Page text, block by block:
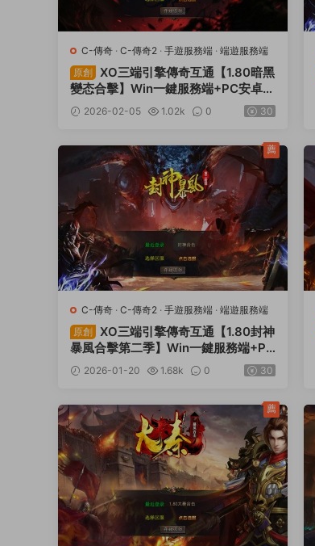
C-傳奇 · C-傳奇2 · 手遊服務端 · 端遊服務端
原創
XO三端引擎傳奇互通【1.80暗黑
變态合擊】Win一鍵服務端+PC安卓蘋
果三端+加密工具+視頻架設教程
2026-02-05 1.02k 0 30
C-傳奇 · C-傳奇2 · 手遊服務端 · 端遊服務端
原創
XO三端引擎傳奇互通【1.80封神
暴風合擊第二季】Win一鍵服務端+PC
安卓蘋果三端+加密工具+視頻架設教
程
2026-01-20 1.68k 0 30
薦
薦